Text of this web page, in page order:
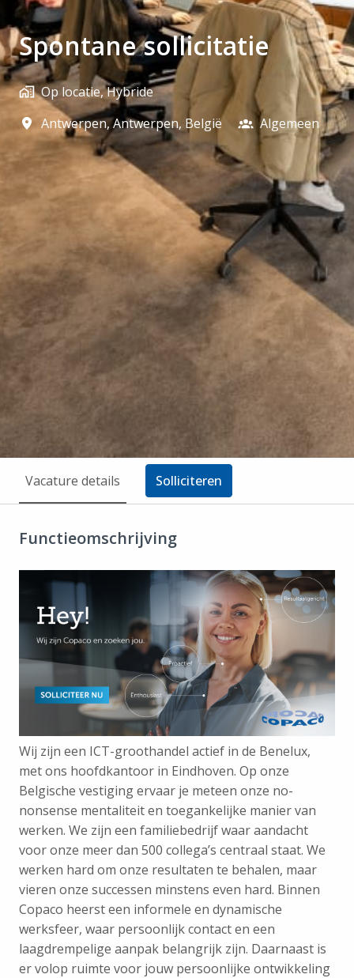
Spontane sollicitatie
Op locatie, Hybride
Antwerpen,Antwerpen, België Algemeen
Vacature details Solliciteren
Functieomschrijving
Wij zijn een ICT-groothandel actief in de Benelux,
met ons hoofdkantoor in Eindhoven. Op onze
Belgische vestiging ervaar je meteen onze no-
nonsense mentaliteit en toegankelijke manier van
werken. We zijn een familiebedrijf waar aandacht
voor onze meer dan 500 collega’s centraal staat. We
werken hard om onze resultaten te behalen, maar
vieren onze successen minstens even hard. Binnen
Copaco heerst een informele en dynamische
werksfeer, waar persoonlijk contact en een
laagdrempelige aanpak belangrijk zijn. Daarnaast is
er volop ruimte voor jouw persoonlijke ontwikkeling